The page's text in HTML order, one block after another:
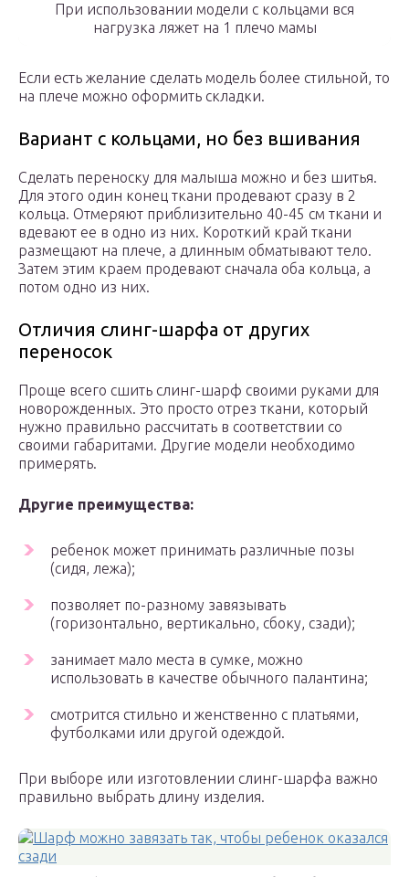
При использовании модели с кольцами вся
нагрузка ляжет на 1 плечо мамы
Если есть желание сделать модель более стильной, то
на плече можно оформить складки.
Вариант с кольцами, но без вшивания
Сделать переноску для малыша можно и без шитья.
Для этого один конец ткани продевают сразу в 2
кольца. Отмеряют приблизительно 40-45 см ткани и
вдевают ее в одно из них. Короткий край ткани
размещают на плече, а длинным обматывают тело.
Затем этим краем продевают сначала оба кольца, а
потом одно из них.
Отличия слинг-шарфа от других
переносок
Проще всего сшить слинг-шарф своими руками для
новорожденных. Это просто отрез ткани, который
нужно правильно рассчитать в соответствии со
своими габаритами. Другие модели необходимо
примерять.
Другие преимущества:
ребенок может принимать различные позы
(сидя, лежа);
позволяет по-разному завязывать
(горизонтально, вертикально, сбоку, сзади);
занимает мало места в сумке, можно
использовать в качестве обычного палантина;
смотрится стильно и женственно с платьями,
футболками или другой одеждой.
При выборе или изготовлении слинг-шарфа важно
правильно выбрать длину изделия.